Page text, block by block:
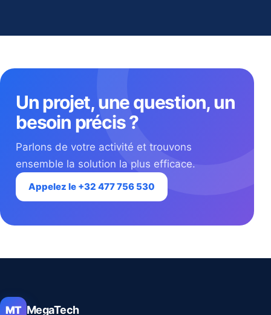
Un projet, une question, un
besoin précis ?
Parlons de votre activité et trouvons
ensemble la solution la plus efficace.
Appelez le +32 477 756 530
MT MegaTech